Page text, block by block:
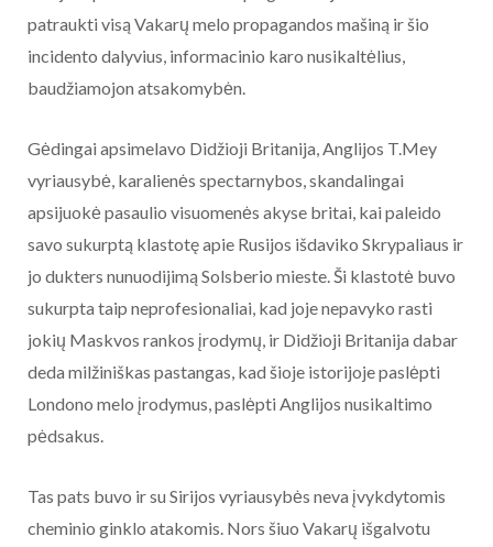
patraukti visą Vakarų melo propagandos mašiną ir šio
incidento dalyvius, informacinio karo nusikaltėlius,
baudžiamojon atsakomybėn.
Gėdingai apsimelavo Didžioji Britanija, Anglijos T.Mey
vyriausybė, karalienės spectarnybos, skandalingai
apsijuokė pasaulio visuomenės akyse britai, kai paleido
savo sukurptą klastotę apie Rusijos išdaviko Skrypaliaus ir
jo dukters nunuodijimą Solsberio mieste. Ši klastotė buvo
sukurpta taip neprofesionaliai, kad joje nepavyko rasti
jokių Maskvos rankos įrodymų, ir Didžioji Britanija dabar
deda milžiniškas pastangas, kad šioje istorijoje paslėpti
Londono melo įrodymus, paslėpti Anglijos nusikaltimo
pėdsakus.
Tas pats buvo ir su Sirijos vyriausybės neva įvykdytomis
cheminio ginklo atakomis. Nors šiuo Vakarų išgalvotu